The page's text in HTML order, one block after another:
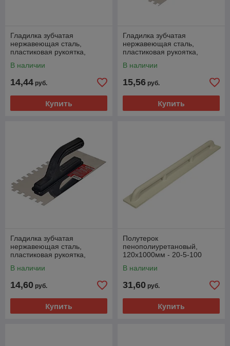
Гладилка зубчатая
нержавеющая сталь,
пластиковая рукоятка,
1-006
В наличии
14,44 руб.
Купить
Гладилка зубчатая
нержавеющая сталь,
пластиковая рукоятка,
1-008
В наличии
15,56 руб.
Купить
Гладилка зубчатая
нержавеющая сталь,
пластиковая рукоятка,
27-1-010
В наличии
14,60 руб.
Купить
Полутерок
пенополиуретановый,
120х1000мм - 20-5-100
В наличии
31,60 руб.
Купить